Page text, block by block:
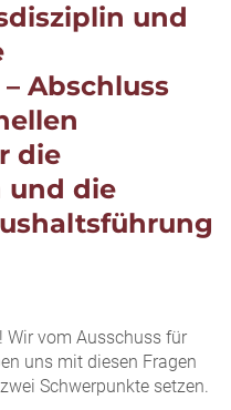
und
Abschluss
die
und die
Wir vom Ausschuss für
uns mit diesen Fragen
Schwerpunkte setzen.